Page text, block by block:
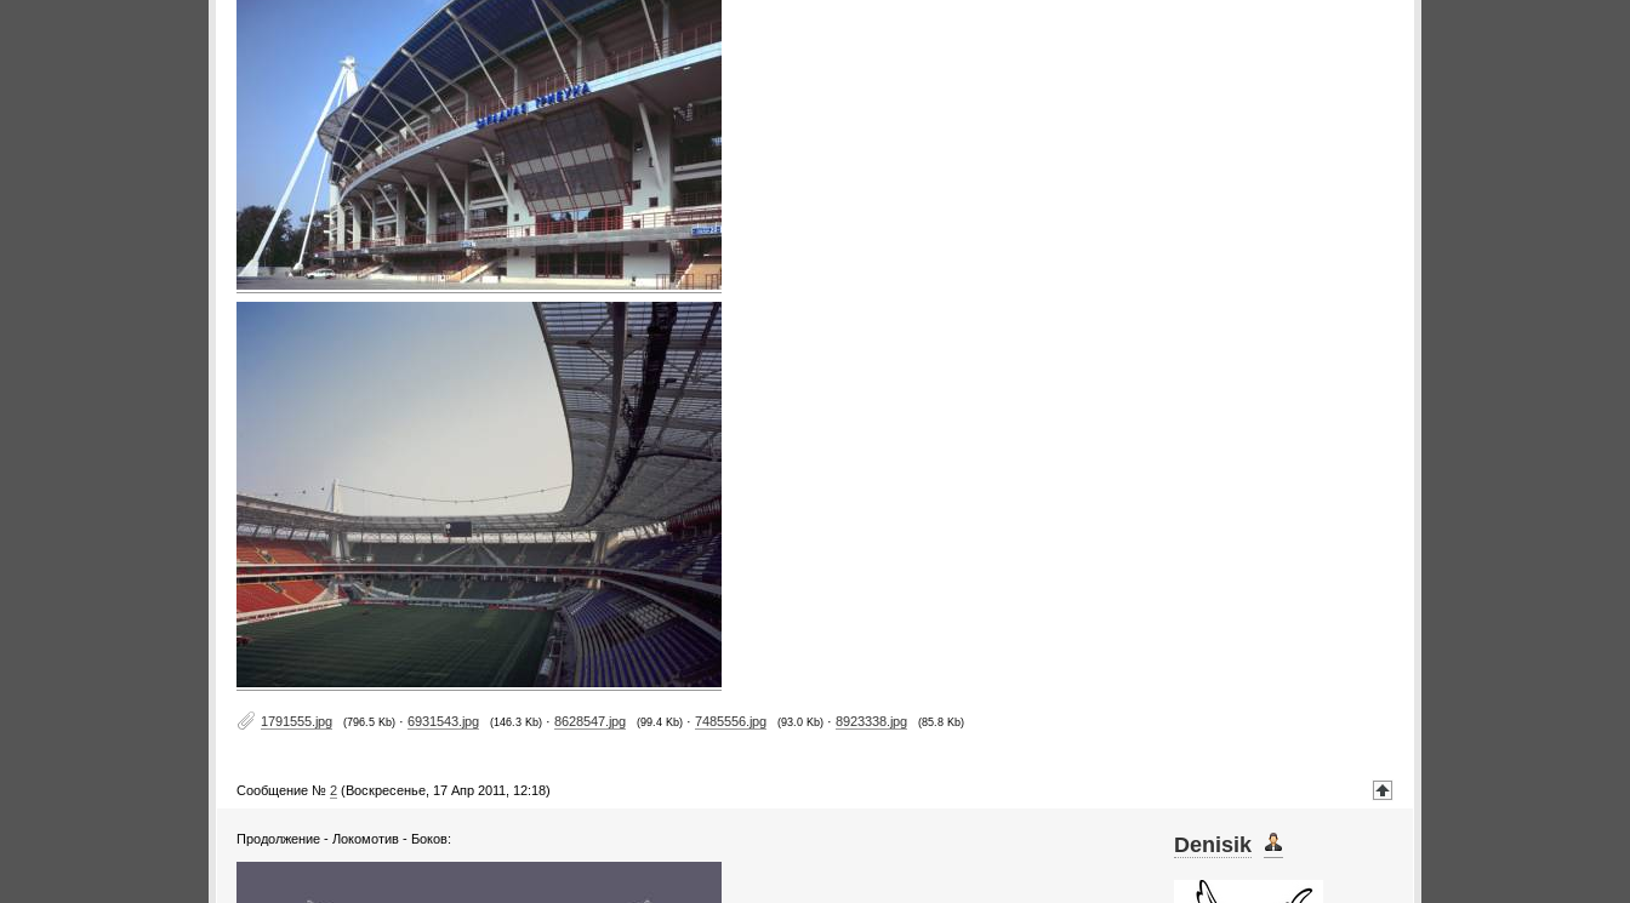
1791555.jpg (796.5 Kb) · 6931543.jpg (146.3 Kb) · 8628547.jpg (99.4 Kb) · 7485556.jpg (93.0 Kb) · 8923338.jpg (85.8 Kb)
Сообщение № 2 (Воскресенье, 17 Апр 2011, 12:18)
Продолжение - Локомотив - Боков: Denisik